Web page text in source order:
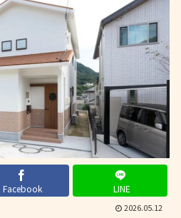
Facebook LINE
2026.05.12